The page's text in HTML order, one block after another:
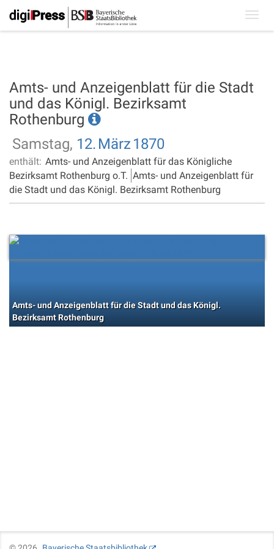
Amts- und Anzeigenblatt für die Stadt
und das Königl. Bezirksamt
Rothenburg
Samstag, 12. März 1870
enthält: Amts- und Anzeigenblatt für das Königliche
Bezirksamt Rothenburg o.T. Amts- und Anzeigenblatt für
die Stadt und das Königl. Bezirksamt Rothenburg
Amts- und Anzeigenblatt für die Stadt und das Königl.
Bezirksamt Rothenburg